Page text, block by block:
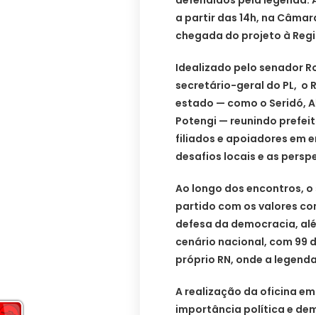
a partir das 14h, na
chegada do projeto à
Idealizado pelo senador
secretário-geral do PL, o
estado — como o Seridó,
Potengi — reunindo
filiados e apoiadores em
desafios locais e as
Ao longo dos encontros,
partido com os valores
defesa da democracia,
cenário nacional, com 99
próprio RN, onde a
A realização da oficina
importância política e